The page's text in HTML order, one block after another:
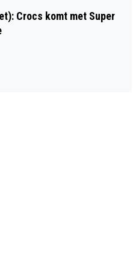
Crocs komt met Super